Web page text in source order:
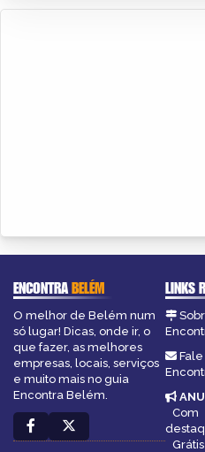
ENCONTRABELÉM
O melhor de Belém num
só lugar! Dicas, onde ir, o
que fazer, as melhores
empresas, locais, serviços
e muito mais no guia
Encontra Belém.
LINKS
Com
Grátis